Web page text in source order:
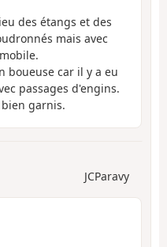
des étangs et des
mais avec
boueuse car il y a eu
passages d'engins.
garnis.
JCParavy